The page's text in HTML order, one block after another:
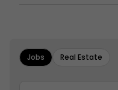
Jobs Real Estate